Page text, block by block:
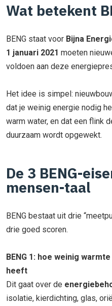
Wat betekent
BENG staat voor Bijna
1 januari 2021 moeten
voldoen aan deze
Het idee is simpel:
dat je weinig energie nodig
warm water, en dat een flink
duurzaam wordt opgewekt.
De 3 BENG-
mensen-taal
BENG bestaat uit drie
drie goed scoren.
BENG 1: hoe weinig
heeft
Dit gaat over de
isolatie, kierdichting, glas,